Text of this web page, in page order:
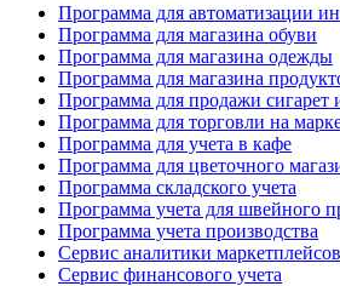
Программа для автоматизации
Программа для магазина обуви
Программа для магазина одежды
Программа для магазина
Программа для продажи сигарет
Программа для торговли на
Программа для учета в кафе
Программа для цветочного
Программа складского учета
Программа учета для швейного
Программа учета производства
Сервис аналитики маркетплейсов
Сервис финансового учета